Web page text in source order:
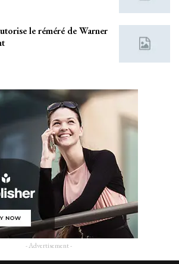
le réméré de Warner
- Advertisement -